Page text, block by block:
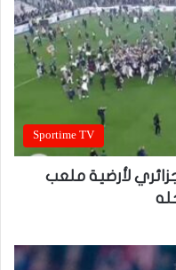
Sportime TV
لأرضية ملعب